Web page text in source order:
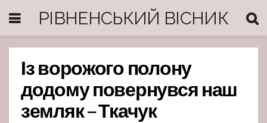
РІВНЕНСЬКИЙ ВІСНИК
Із ворожого полону
додому повернувся наш
земляк – Ткачук